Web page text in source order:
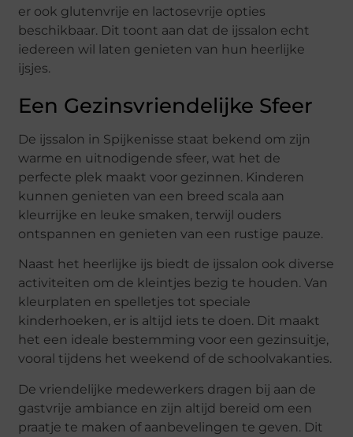
er ook glutenvrije en lactosevrije opties
beschikbaar. Dit toont aan dat de ijssalon echt
iedereen wil laten genieten van hun heerlijke
ijsjes.
Een Gezinsvriendelijke Sfeer
De ijssalon in Spijkenisse staat bekend om zijn
warme en uitnodigende sfeer, wat het de
perfecte plek maakt voor gezinnen. Kinderen
kunnen genieten van een breed scala aan
kleurrijke en leuke smaken, terwijl ouders
ontspannen en genieten van een rustige pauze.
Naast het heerlijke ijs biedt de ijssalon ook diverse
activiteiten om de kleintjes bezig te houden. Van
kleurplaten en spelletjes tot speciale
kinderhoeken, er is altijd iets te doen. Dit maakt
het een ideale bestemming voor een gezinsuitje,
vooral tijdens het weekend of de schoolvakanties.
De vriendelijke medewerkers dragen bij aan de
gastvrije ambiance en zijn altijd bereid om een
praatje te maken of aanbevelingen te geven. Dit